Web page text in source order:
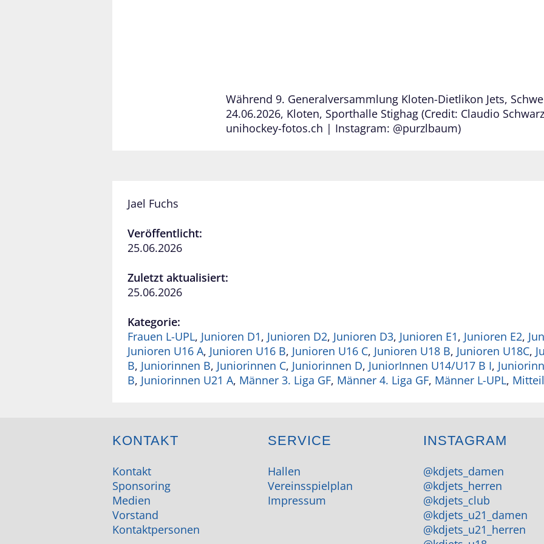
Während 9. Generalversammlung Kloten-Dietlikon Jets,
24.06.2026, Kloten, Sporthalle Stighag (Credit: Claudio
unihockey-fotos.ch | Instagram: @purzlbaum)
Jael Fuchs
Veröffentlicht:
25.06.2026
Zuletzt aktualisiert:
25.06.2026
Kategorie:
Frauen L-UPL, Junioren D1, Junioren D2, Junioren D3, Junioren E1, Junioren E2,
Junioren U16 A, Junioren U16 B, Junioren U16 C, Junioren U18 B, Junioren U18C,
B, Juniorinnen B, Juniorinnen C, Juniorinnen D, JuniorInnen U14/U17 B I,
B, Juniorinnen U21 A, Männer 3. Liga GF, Männer 4. Liga GF, Männer L-UPL,
KONTAKT
Kontakt
Sponsoring
Medien
Vorstand
Kontaktpersonen
SERVICE
Hallen
Vereinsspielplan
Impressum
INSTAGRAM
@kdjets_damen
@kdjets_herren
@kdjets_club
@kdjets_u21_damen
@kdjets_u21_herren